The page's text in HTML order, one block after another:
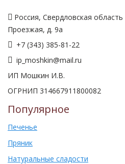
Россия, Свердловская область
Проезжая, д. 9а
+7 (343) 385-81-22
ip_moshkin@mail.ru
ИП Мошкин И.В.
ОГРНИП 314667911800082
Популярное
Печенье
Пряник
Натуральные сладости